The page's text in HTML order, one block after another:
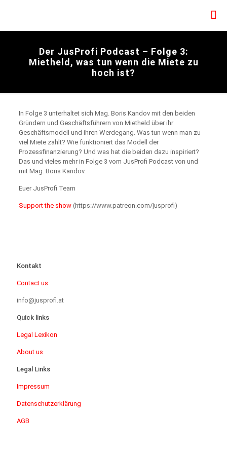
Der JusProfi Podcast – Folge 3:
Mietheld, was tun wenn die Miete zu
hoch ist?
In Folge 3 unterhaltet sich Mag. Boris Kandov mit den beiden
Gründern und Geschäftsführern von Mietheld über ihr
Geschäftsmodell und ihren Werdegang. Was tun wenn man zu
viel Miete zahlt? Wie funktioniert das Modell der
Prozessfinanzierung? Und was hat die beiden dazu inspiriert?
Das und vieles mehr in Folge 3 vom JusProfi Podcast von und
mit Mag. Boris Kandov.
Euer JusProfi Team
Support the show(https://www.patreon.com/jusprofi)
Kontakt
Contact us
info@jusprofi.at
Quick links
Legal Lexikon
About us
Legal Links
Impressum
Datenschutzerklärung
AGB